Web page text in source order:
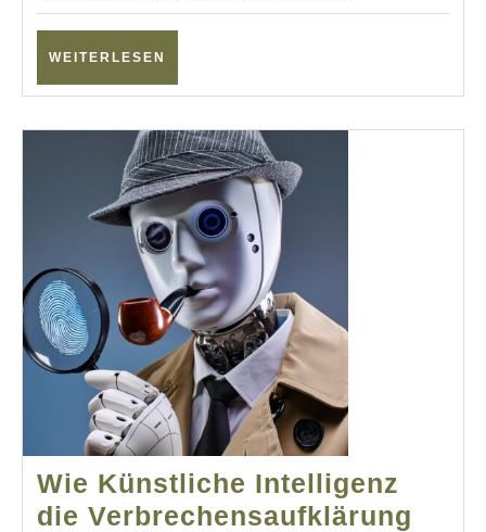
WEITERLESEN
Wie Künstliche Intelligenz
die Verbrechensaufklärung